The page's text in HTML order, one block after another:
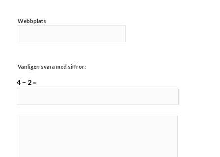
Webbplats
Vänligen svara med siffror:
4 − 2 =